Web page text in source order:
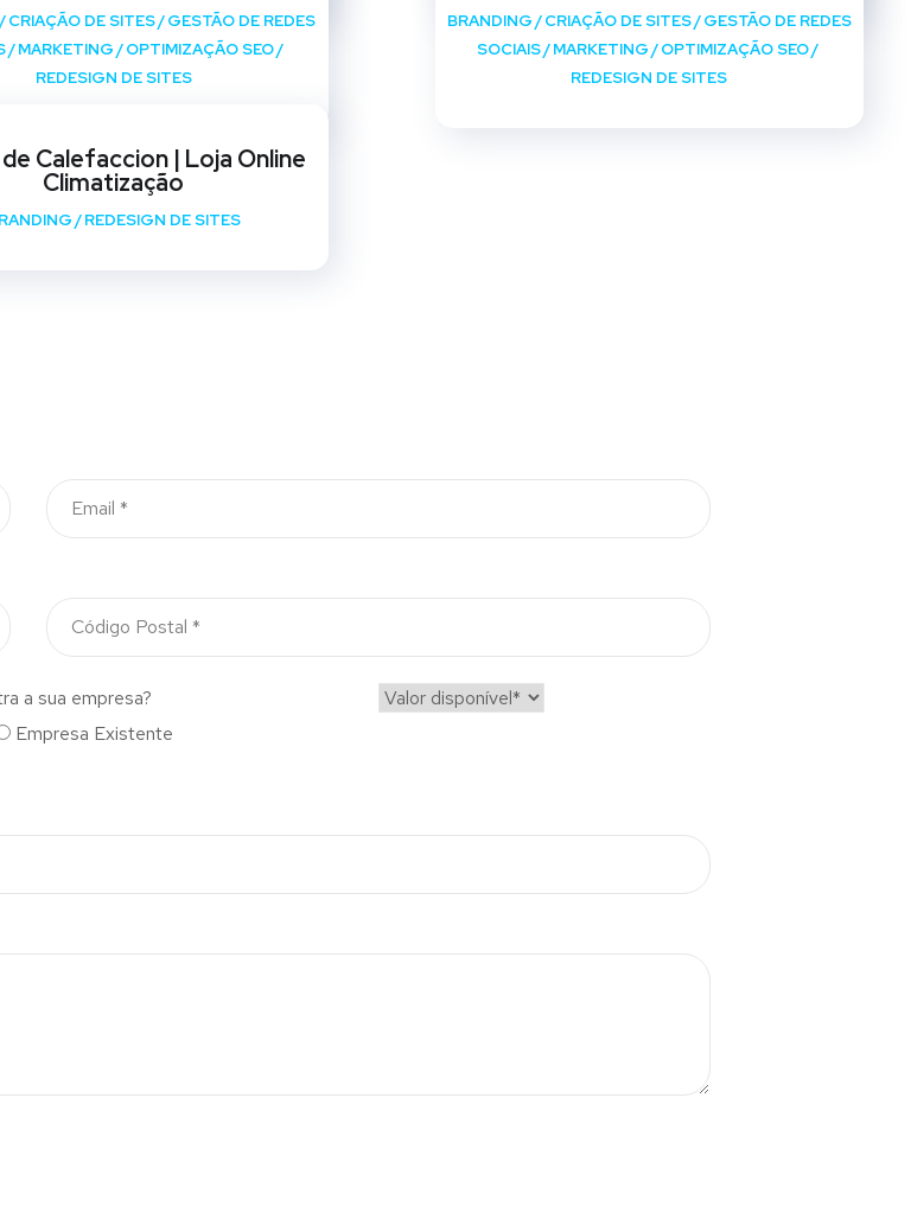
/CRIAÇÃO DE SITES/GESTÃO DE REDES
/MARKETING/OPTIMIZAÇÃO SEO/
REDESIGN DE SITES
BRANDING/CRIAÇÃO DE SITES/GESTÃO DE REDES
SOCIAIS/MARKETING/OPTIMIZAÇÃO SEO/
REDESIGN DE SITES
Calefaccion | Loja Online
Climatização
/REDESIGN DE SITES
a sua empresa?
Empresa Existente